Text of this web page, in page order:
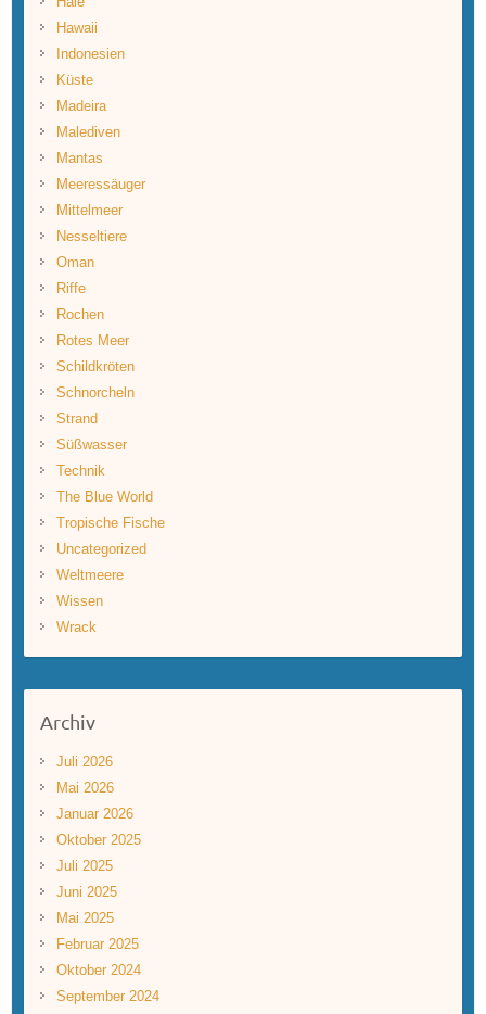
Hawaii
Indonesien
Küste
Madeira
Malediven
Mantas
Meeressäuger
Mittelmeer
Nesseltiere
Oman
Riffe
Rochen
Rotes Meer
Schildkröten
Schnorcheln
Strand
Süßwasser
Technik
The Blue World
Tropische Fische
Uncategorized
Weltmeere
Wissen
Wrack
Archiv
Juli 2026
Mai 2026
Januar 2026
Oktober 2025
Juli 2025
Juni 2025
Mai 2025
Februar 2025
Oktober 2024
September 2024